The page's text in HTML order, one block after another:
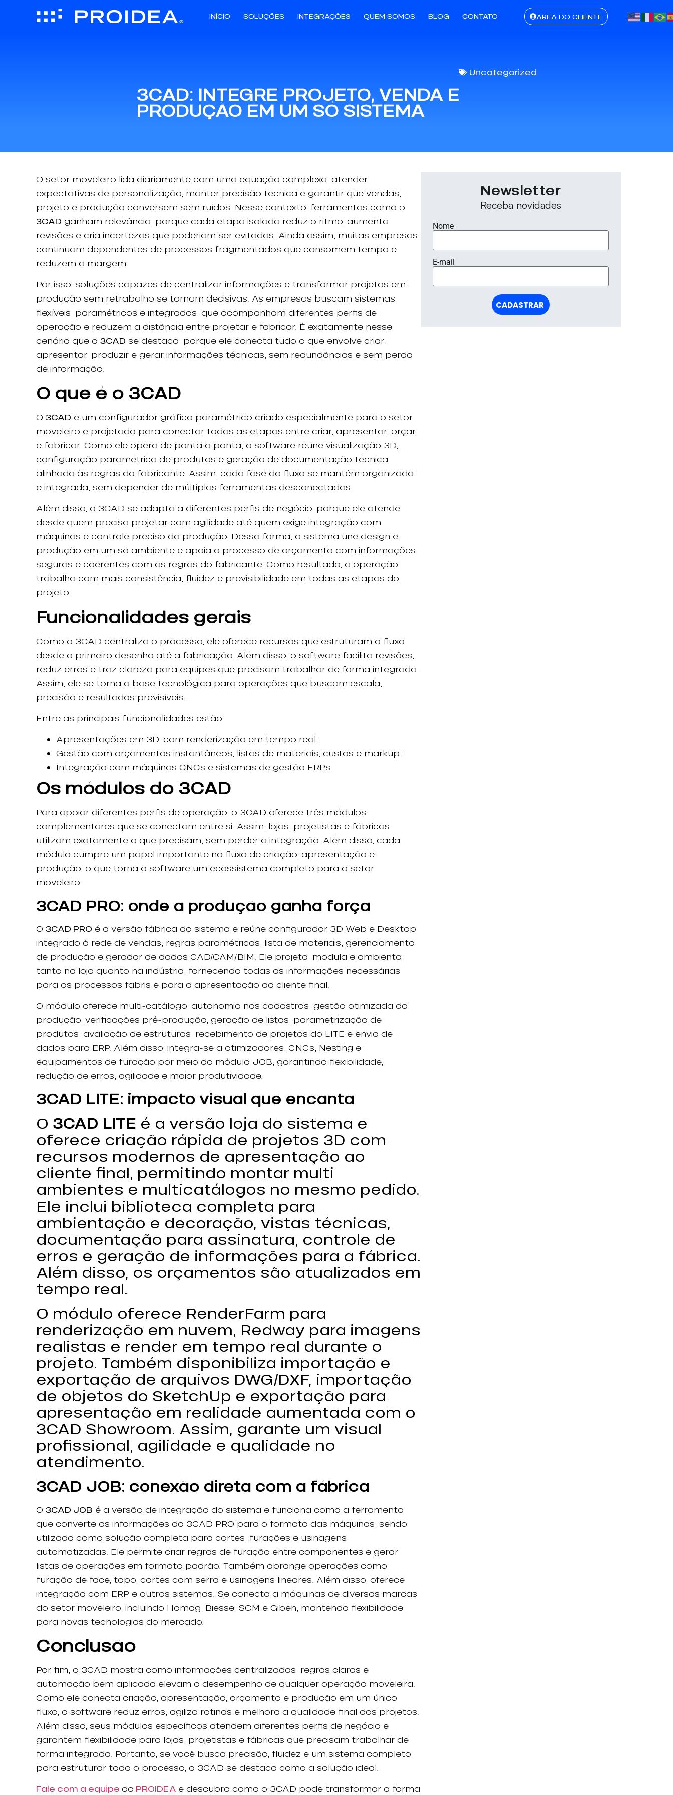
INÍCIO SOLUÇÕES INTEGRAÇÕES QUEM SOMOS BLOG CONTATO AREA DO CLIENTE
Uncategorized
3CAD: INTEGRE PROJETO, VENDA E
PRODUÇÃO EM UM SÓ SISTEMA
O setor moveleiro lida diariamente com uma equação complexa: atender
expectativas de personalização, manter precisão técnica e garantir que vendas,
projeto e produção conversem sem ruídos. Nesse contexto, ferramentas como o
3CAD ganham relevância, porque cada etapa isolada reduz o ritmo, aumenta
revisões e cria incertezas que poderiam ser evitadas. Ainda assim, muitas empresas
continuam dependentes de processos fragmentados que consomem tempo e
reduzem a margem.
Por isso, soluções capazes de centralizar informações e transformar projetos em
produção sem retrabalho se tornam decisivas. As empresas buscam sistemas
flexíveis, paramétricos e integrados, que acompanham diferentes perfis de
operação e reduzem a distância entre projetar e fabricar. É exatamente nesse
cenário que o 3CAD se destaca, porque ele conecta tudo o que envolve criar,
apresentar, produzir e gerar informações técnicas, sem redundâncias e sem perda
de informação.
O que é o 3CAD
O 3CAD é um configurador gráfico paramétrico criado especialmente para o setor
moveleiro e projetado para conectar todas as etapas entre criar, apresentar, orçar
e fabricar. Como ele opera de ponta a ponta, o software reúne visualização 3D,
configuração paramétrica de produtos e geração de documentação técnica
alinhada às regras do fabricante. Assim, cada fase do fluxo se mantém organizada
e integrada, sem depender de múltiplas ferramentas desconectadas.
Além disso, o 3CAD se adapta a diferentes perfis de negócio, porque ele atende
desde quem precisa projetar com agilidade até quem exige integração com
máquinas e controle preciso da produção. Dessa forma, o sistema une design e
produção em um só ambiente e apoia o processo de orçamento com informações
seguras e coerentes com as regras do fabricante. Como resultado, a operação
trabalha com mais consistência, fluidez e previsibilidade em todas as etapas do
projeto.
Funcionalidades gerais
Como o 3CAD centraliza o processo, ele oferece recursos que estruturam o fluxo
desde o primeiro desenho até a fabricação. Além disso, o software facilita revisões,
reduz erros e traz clareza para equipes que precisam trabalhar de forma integrada.
Assim, ele se torna a base tecnológica para operações que buscam escala,
precisão e resultados previsíveis.
Entre as principais funcionalidades estão:
Apresentações em 3D, com renderização em tempo real;
Gestão com orçamentos instantâneos, listas de materiais, custos e markup;
Integração com máquinas CNCs e sistemas de gestão ERPs.
Os módulos do 3CAD
Para apoiar diferentes perfis de operação, o 3CAD oferece três módulos
complementares que se conectam entre si. Assim, lojas, projetistas e fábricas
utilizam exatamente o que precisam, sem perder a integração. Além disso, cada
módulo cumpre um papel importante no fluxo de criação, apresentação e
produção, o que torna o software um ecossistema completo para o setor
moveleiro.
3CAD PRO: onde a produção ganha força
O 3CAD PRO é a versão fábrica do sistema e reúne configurador 3D Web e Desktop
integrado à rede de vendas, regras paramétricas, lista de materiais, gerenciamento
de produção e gerador de dados CAD/CAM/BIM. Ele projeta, modula e ambienta
tanto na loja quanto na indústria, fornecendo todas as informações necessárias
para os processos fabris e para a apresentação ao cliente final.
O módulo oferece multi-catálogo, autonomia nos cadastros, gestão otimizada da
produção, verificações pré-produção, geração de listas, parametrização de
produtos, avaliação de estruturas, recebimento de projetos do LITE e envio de
dados para ERP. Além disso, integra-se a otimizadores, CNCs, Nesting e
equipamentos de furação por meio do módulo JOB, garantindo flexibilidade,
redução de erros, agilidade e maior produtividade.
3CAD LITE: impacto visual que encanta
O 3CAD LITE é a versão loja do sistema e
oferece criação rápida de projetos 3D com
recursos modernos de apresentação ao
cliente final, permitindo montar multi
ambientes e multicatálogos no mesmo pedido.
Ele inclui biblioteca completa para
ambientação e decoração, vistas técnicas,
documentação para assinatura, controle de
erros e geração de informações para a fábrica.
Além disso, os orçamentos são atualizados em
tempo real.
O módulo oferece RenderFarm para
renderização em nuvem, Redway para imagens
realistas e render em tempo real durante o
projeto. Também disponibiliza importação e
exportação de arquivos DWG/DXF, importação
de objetos do SketchUp e exportação para
apresentação em realidade aumentada com o
3CAD Showroom. Assim, garante um visual
profissional, agilidade e qualidade no
atendimento.
3CAD JOB: conexão direta com a fábrica
O 3CAD JOB é a versão de integração do sistema e funciona como a ferramenta
que converte as informações do 3CAD PRO para o formato das máquinas, sendo
utilizado como solução completa para cortes, furações e usinagens
automatizadas. Ele permite criar regras de furação entre componentes e gerar
listas de operações em formato padrão. Também abrange operações como
furação de face, topo, cortes com serra e usinagens lineares. Além disso, oferece
integração com ERP e outros sistemas. Se conecta a máquinas de diversas marcas
do setor moveleiro, incluindo Homag, Biesse, SCM e Giben, mantendo flexibilidade
para novas tecnologias do mercado.
Conclusão
Por fim, o 3CAD mostra como informações centralizadas, regras claras e
automação bem aplicada elevam o desempenho de qualquer operação moveleira.
Como ele conecta criação, apresentação, orçamento e produção em um único
fluxo, o software reduz erros, agiliza rotinas e melhora a qualidade final dos projetos.
Além disso, seus módulos específicos atendem diferentes perfis de negócio e
garantem flexibilidade para lojas, projetistas e fábricas que precisam trabalhar de
forma integrada. Portanto, se você busca precisão, fluidez e um sistema completo
para estruturar todo o processo, o 3CAD se destaca como a solução ideal.
Fale com a equipe da PROIDEA e descubra como o 3CAD pode transformar a forma
Newsletter
Receba novidades
Nome
E-mail
CADASTRAR